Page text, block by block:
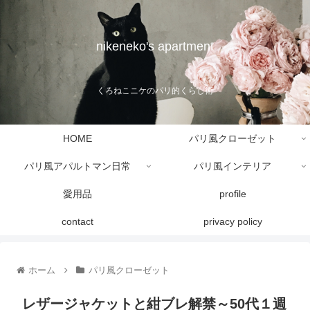
nikeneko's apartment
くろねこニケのパリ的くらし術
HOME パリ風クローゼット
パリ風アパルトマン日常 パリ風インテリア
愛用品 profile
contact privacy policy
ホーム パリ風クローゼット
レザージャケットと紺ブレ解禁～50代１週